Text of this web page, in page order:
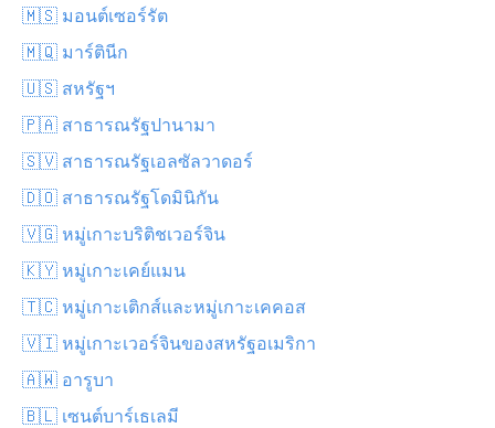
🇲🇸 มอนต์เซอร์รัต
🇲🇶 มาร์ตินีก
🇺🇸 สหรัฐฯ
🇵🇦 สาธารณรัฐปานามา
🇸🇻 สาธารณรัฐเอลซัลวาดอร์
🇩🇴 สาธารณรัฐโดมินิกัน
🇻🇬 หมู่เกาะบริติชเวอร์จิน
🇰🇾 หมู่เกาะเคย์แมน
🇹🇨 หมู่เกาะเติกส์และหมู่เกาะเคคอส
🇻🇮 หมู่เกาะเวอร์จินของสหรัฐอเมริกา
🇦🇼 อารูบา
🇧🇱 เซนต์บาร์เธเลมี